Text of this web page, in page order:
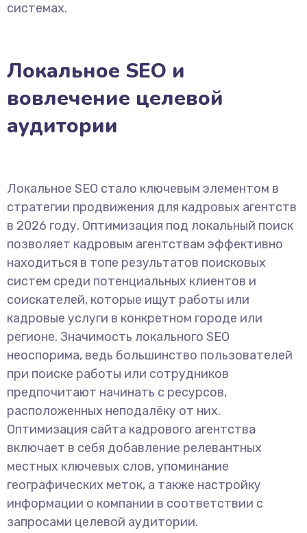
системах.
Локальное SEO и
вовлечение целевой
аудитории
Локальное SEO стало ключевым элементом в
стратегии продвижения для кадровых агентств
в 2026 году. Оптимизация под локальный поиск
позволяет кадровым агентствам эффективно
находиться в топе результатов поисковых
систем среди потенциальных клиентов и
соискателей, которые ищут работы или
кадровые услуги в конкретном городе или
регионе. Значимость локального SEO
неоспорима, ведь большинство пользователей
при поиске работы или сотрудников
предпочитают начинать с ресурсов,
расположенных неподалёку от них.
Оптимизация сайта кадрового агентства
включает в себя добавление релевантных
местных ключевых слов, упоминание
географических меток, а также настройку
информации о компании в соответствии с
запросами целевой аудитории.